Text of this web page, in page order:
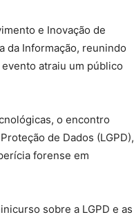
e Inovação de
da Informação, reunindo
atraiu um público
o encontro
de Dados (LGPD),
forense em
sobre a LGPD e as